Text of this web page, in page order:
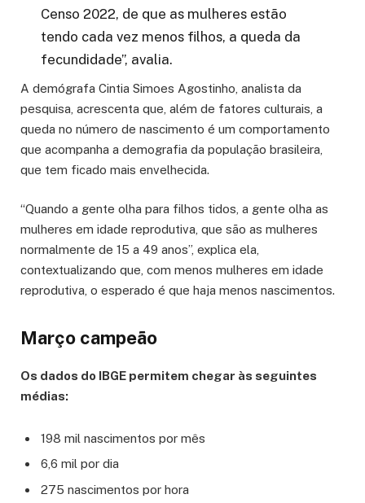
Censo 2022, de que as mulheres estão
tendo cada vez menos filhos, a queda da
fecundidade”, avalia.
A demógrafa Cintia Simoes Agostinho, analista da
pesquisa, acrescenta que, além de fatores culturais, a
queda no número de nascimento é um comportamento
que acompanha a demografia da população brasileira,
que tem ficado mais envelhecida.
“Quando a gente olha para filhos tidos, a gente olha as
mulheres em idade reprodutiva, que são as mulheres
normalmente de 15 a 49 anos”, explica ela,
contextualizando que, com menos mulheres em idade
reprodutiva, o esperado é que haja menos nascimentos.
Março campeão
Os dados do IBGE permitem chegar às seguintes
médias:
198 mil nascimentos por mês
6,6 mil por dia
275 nascimentos por hora